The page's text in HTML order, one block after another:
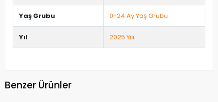
Yaş Grubu 0-24 Ay Yaş Grubu
Yıl 2025 Yılı
Benzer Ürünler